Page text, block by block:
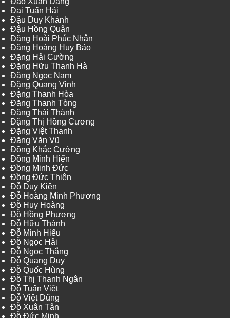
Đại Tuấn Hải
Đậu Duy Khánh
Đậu Hồng Quân
Đặng Hoài Phúc Nhân
Đặng Hoàng Huy Bảo
Đặng Hải Cường
Đặng Hữu Thanh Hà
Đặng Ngọc Nam
Đặng Quang Vinh
Đặng Thanh Hòa
Đặng Thanh Tòng
Đặng Thái Thành
Đặng Thị Hồng Cương
Đặng Việt Thanh
Đặng Văn Vũ
Đồng Khắc Cường
Đồng Minh Hiển
Đồng Minh Đức
Đồng Đức Thiện
Đỗ Duy Kiên
Đỗ Hoàng Minh Phương
Đỗ Huy Hoàng
Đỗ Hồng Phương
Đỗ Hữu Thành
Đỗ Minh Hiếu
Đỗ Ngọc Hải
Đỗ Ngọc Thắng
Đỗ Quang Duy
Đỗ Quốc Hùng
Đỗ Thị Thanh Ngân
Đỗ Tuấn Việt
Đỗ Việt Dũng
Đỗ Xuân Tân